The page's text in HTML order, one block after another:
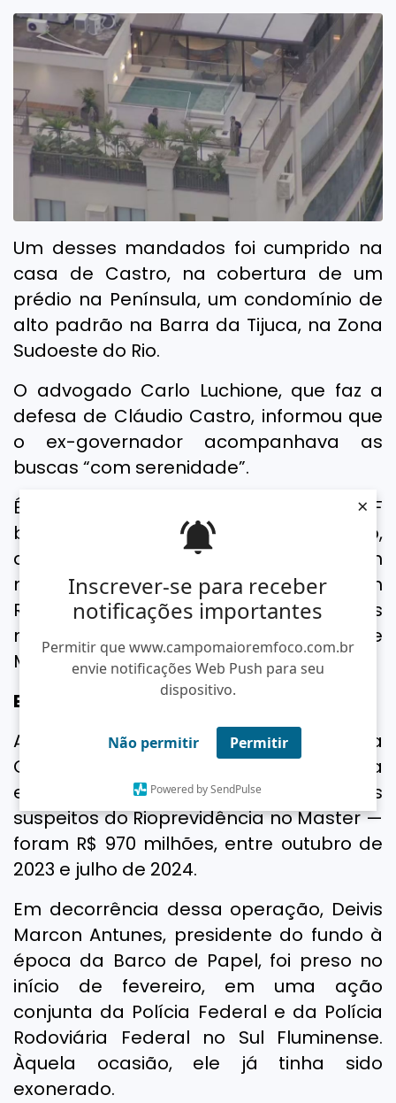
Inscrever-se para receber
notificações importantes
Permitir que www.campomaioremfoco.com.br
envie notificações Web Push para seu
dispositivo.
Não permitir Permitir
Powered by SendPulse
×
Um desses mandados foi cumprido na
casa de Castro, na cobertura de um
prédio na Península, um condomínio de
alto padrão na Barra da Tijuca, na Zona
Sudoeste do Rio.
O advogado Carlo Luchione, que faz a
defesa de Cláudio Castro, informou que
o ex-governador acompanhava as
buscas “com serenidade”.
É a 2ª vez, em menos de 15 dias, que a PF
bate na porta de Castro. Em 15 de maio,
agentes cumpriram na casa dele um
mandado de busca na Operação Sem
Refino, contra supostas fraudes fiscais
na Refit, a antiga Refinaria de
Manguinhos.
Barco de Papel
A investigação é um desdobramento da
Operação Barco de Papel, deflagrada
em janeiro, que identificou aportes
suspeitos do Rioprevidência no Master —
foram R$ 970 milhões, entre outubro de
2023 e julho de 2024.
Em decorrência dessa operação, Deivis
Marcon Antunes, presidente do fundo à
época da Barco de Papel, foi preso no
início de fevereiro, em uma ação
conjunta da Polícia Federal e da Polícia
Rodoviária Federal no Sul Fluminense.
Àquela ocasião, ele já tinha sido
exonerado.